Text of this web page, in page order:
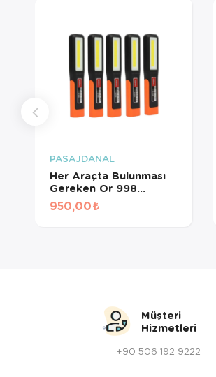
PASAJDANAL
Her Araçta Bulunması
Gereken Or 998
Ayarlanabilir Mıknatıslı
Şarjlı Fener 5 Adet
950,00
Müşteri
Hizmetleri
+90 506 192 9222